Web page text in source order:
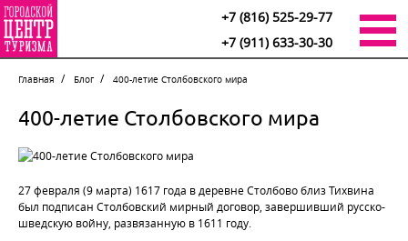
+7 (816) 525-29-77
+7 (911) 633-30-30
Главная Блог 400-летие Столбовского мира
400-летие Столбовского мира
27 февраля (9 марта) 1617 года в деревне Столбово близ Тихвина
был подписан Столбовский мирный договор, завершивший русско-
шведскую войну, развязанную в 1611 году.